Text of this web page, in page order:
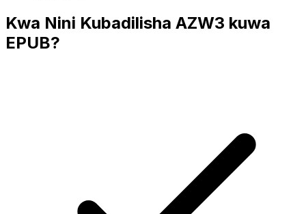
Kwa Nini Kubadilisha AZW3 kuwa
EPUB?